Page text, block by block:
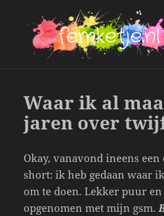
Waar ik al
jaren over
Okay, vanavond ineens
short: ik heb gedaan waar
om te doen. Lekker puur
opgenomen met mijn gsm.